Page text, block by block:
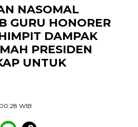
NASOMAL
GURU HONORER
DAMPAK
PRESIDEN
UNTUK
WIB